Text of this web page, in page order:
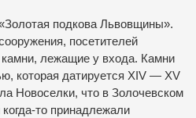
подкова Львовщины».
посетителей
камни, лежащие у входа. Камни
которая датируется XIV — XV
Новоселки, что в Золочевском
когда-то принадлежали